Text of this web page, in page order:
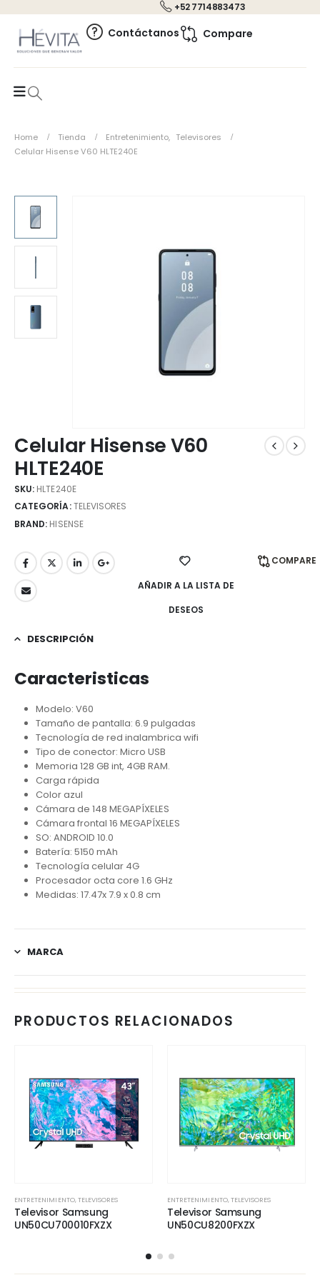
+52 7714883473
Contáctanos Compare
Home Tienda Entretenimiento, Televisores
Celular Hisense V60 HLTE240E
Celular Hisense V60
HLTE240E
SKU: HLTE240E
CATEGORÍA:TELEVISORES
BRAND: HISENSE
AÑADIR A LA LISTA DE
DESEOS
COMPARE
DESCRIPCIÓN
Caracteristicas
Modelo: V60
Tamaño de pantalla: 6.9 pulgadas
Tecnología de red inalambrica wifi
Tipo de conector: Micro USB
Memoria 128 GB int, 4GB RAM.
Carga rápida
Color azul
Cámara de 148 MEGAPÍXELES
Cámara frontal 16 MEGAPÍXELES
SO: ANDROID 10.0
Batería: 5150 mAh
Tecnología celular 4G
Procesador octa core 1.6 GHz
Medidas: 17.47x 7.9 x 0.8 cm
MARCA
PRODUCTOS RELACIONADOS
ENTRETENIMIENTO,TELEVISORES
Televisor Samsung
UN50CU700010FXZX
ENTRETENIMIENTO,TELEVISORES
Televisor Samsung
UN50CU8200FXZX